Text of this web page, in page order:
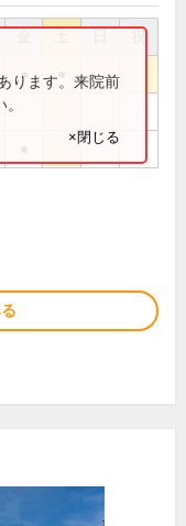
祝
●
ります。来院前
×閉じる